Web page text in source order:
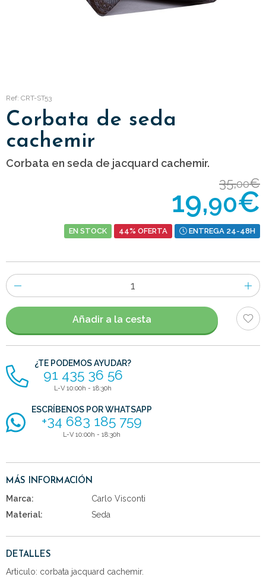
Ref: CRT-ST53
Corbata de seda
cachemir
Corbata en seda de jacquard cachemir.
35,00€
19,90€
EN STOCK 44% OFERTA ENTREGA 24-48H
Número
de
artículos
Añadir a la cesta
¿TE PODEMOS AYUDAR?
91 435 36 56
L-V 10:00h - 18:30h
ESCRÍBENOS POR WHATSAPP
+34 683 185 759
L-V 10:00h - 18:30h
MÁS INFORMACIÓN
Marca:
Carlo Visconti
Material:
Seda
DETALLES
Articulo: corbata jacquard cachemir.